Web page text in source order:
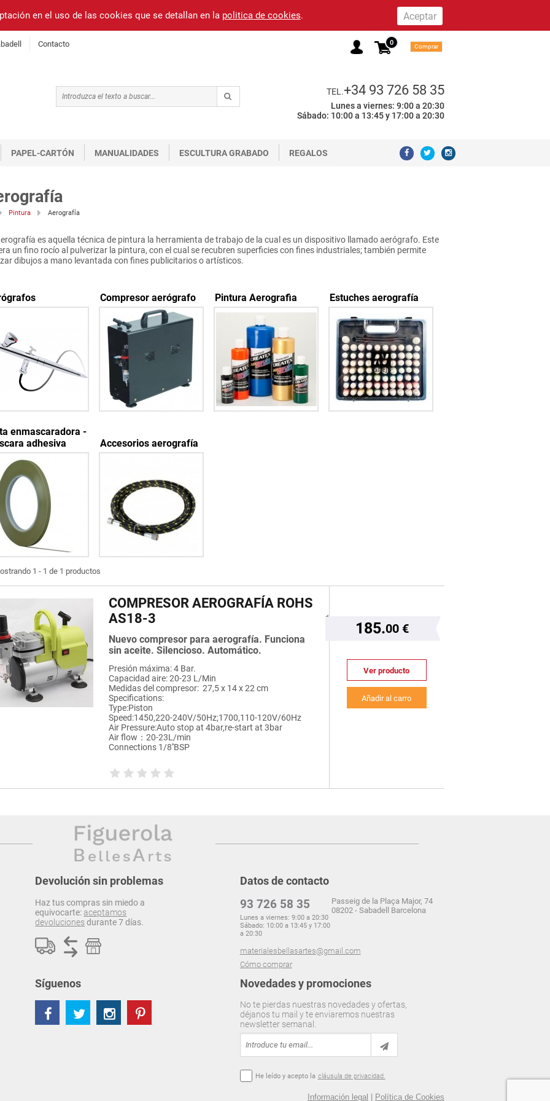
en el uso de las cookies que se detallan en la politica de cookies.
Contacto 0 Comprar
TEL.+34 93 726 58 35
Lunes a viernes: 9:00 a 20:30
Sábado: 10:00 a 13:45 y 17:00 a 20:30
PAPEL-CARTÓN MANUALIDADES ESCULTURA GRABADO REGALOS
Pintura Aerografía
es aquella técnica de pintura la herramienta de trabajo de la cual es un dispositivo llamado aerógrafo. Este
un fino rocío al pulverizar la pintura, con el cual se recubren superficies con fines industriales; también permite
dibujos a mano levantada con fines publicitarios o artísticos.
Compresor aerógrafo Pintura Aerografia Estuches aerografía
enmascaradora -
adhesiva
Accesorios aerografía
1 - 1 de 1 productos
COMPRESOR AEROGRAFÍA ROHS
AS18-3
Nuevo compresor para aerografía. Funciona
sin aceite. Silencioso. Automático.
Presión máxima: 4 Bar.
Capacidad aire: 20-23 L/Min
Medidas del compresor: 27,5 x 14 x 22 cm
Specifications:
Type:Piston
Speed:1450,220-240V/50Hz;1700,110-120V/60Hz
Air Pressure:Auto stop at 4bar,re-start at 3bar
Air flow：20-23L/min
Connections 1/8''BSP
185.00 €
Ver producto
Añadir al carro
Devolución sin problemas
Haz tus compras sin miedo a
equivocarte:aceptamos
devolucionesdurante 7 días.
Datos de contacto
93 726 58 35
Lunes a viernes: 9:00 a 20:30
Sábado: 10:00 a 13:45 y 17:00
a 20:30
materialesbellasartes@gmail.com
Cómo comprar
Passeig de la Plaça Major, 74
08202 - Sabadell Barcelona
Novedades y promociones
No te pierdas nuestras novedades y ofertas,
déjanos tu mail y te enviaremos nuestras
newsletter semanal.
He leído y acepto la cláusula de privacidad.
Síguenos
Información legal | Política de Cookies